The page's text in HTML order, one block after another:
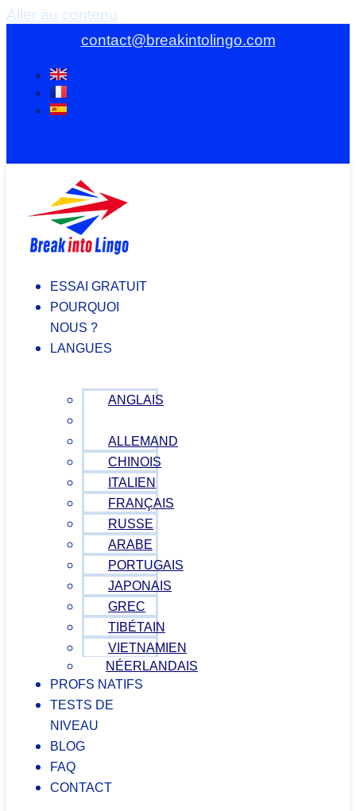
Aller au contenu
contact@breakintolingo.com
ESSAI GRATUIT
POURQUOI
NOUS ?
LANGUES
ANGLAIS
ALLEMAND
CHINOIS
ITALIEN
FRANÇAIS
RUSSE
ARABE
PORTUGAIS
JAPONAIS
GREC
TIBÉTAIN
VIETNAMIEN
NÉERLANDAIS
PROFS NATIFS
TESTS DE
NIVEAU
BLOG
FAQ
CONTACT